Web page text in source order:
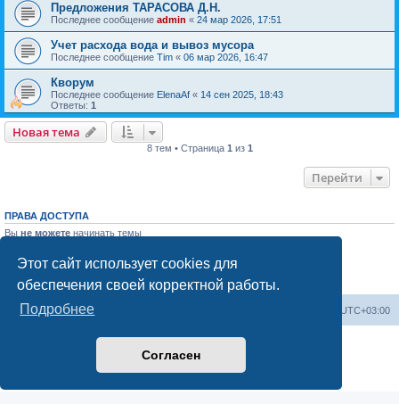
Этот сайт использует cookies для
обеспечения своей корректной работы.
Подробнее
Согласен
Предложения ТАРАСОВА Д.Н.
Последнее сообщение admin « 24 мар 2026, 17:51
Учет расхода вода и вывоз мусора
Последнее сообщение Tim « 06 мар 2026, 16:47
Кворум
Последнее сообщение ElenaAf « 14 сен 2025, 18:43
Ответы: 1
Новая тема
8 тем • Страница 1 из 1
Перейти
ПРАВА ДОСТУПА
Вы не можете начинать темы
Выне можетередактировать свои сообщения
Выне можетеудалять свои сообщения
Выне можетедобавлять вложения
На главную UTC+03:00
Создано на основе
® Forum Software © phpBB Limited
Русская поддержка phpBB
Конфиденциальность|Правила